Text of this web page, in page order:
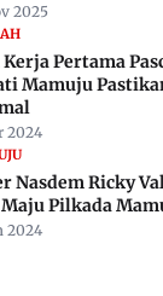
2025
Pertama
Mamuju
2024
Nasdem Ricky
Maju Pilkada
2024